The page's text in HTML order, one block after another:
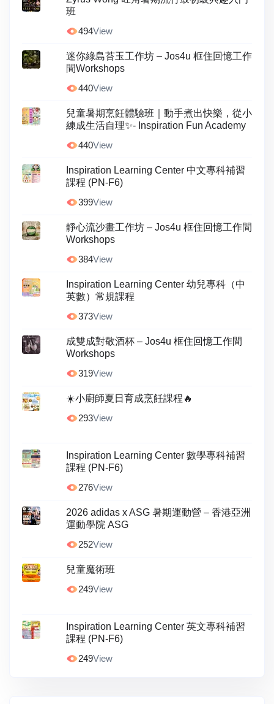
班
494View
迷你綠島苔玉工作坊 – Jos4u 框住回憶工作
間Workshops
440View
兒童暑期烹飪體驗班｜動手煮出快樂，從小
練成生活自理✨- Inspiration Fun Academy
440View
Inspiration Learning Center 中文專科補習
課程 (PN-F6)
399View
靜心流沙畫工作坊 – Jos4u 框住回憶工作間
Workshops
384View
Inspiration Learning Center 幼兒專科（中
英數）常規課程
373View
成雙成對敬酒杯 – Jos4u 框住回憶工作間
Workshops
319View
☀️小廚師夏日育成烹飪課程🔥
293View
Inspiration Learning Center 數學專科補習
課程 (PN-F6)
276View
2026 adidas x ASG 暑期運動營 – 香港亞洲
運動學院 ASG
252View
兒童魔術班
249View
Inspiration Learning Center 英文專科補習
課程 (PN-F6)
249View